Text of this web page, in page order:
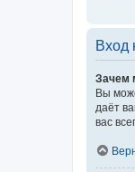
Вход
Зачем
Вы
даёт
вас